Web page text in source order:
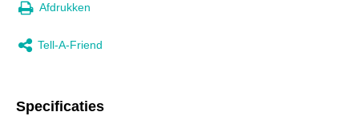
Afdrukken
Tell-A-Friend
Specificaties